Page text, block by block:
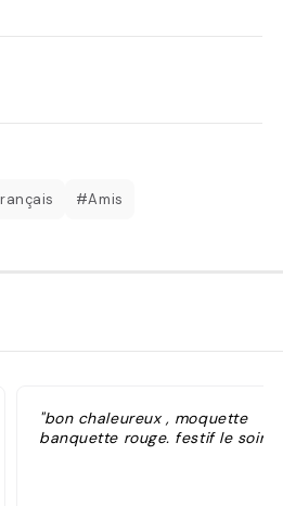
#Amis
"bon chaleureux , moquette
banquette rouge. festif le soir !? "